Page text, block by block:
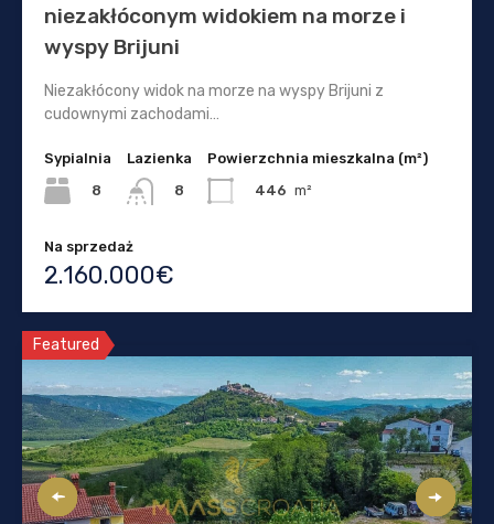
niezakłóconym widokiem na morze i
wyspy Brijuni
Niezakłócony widok na morze na wyspy Brijuni z
cudownymi zachodami…
Sypialnia
8
Lazienka
8
Powierzchnia mieszkalna (m²)
446 m²
Na sprzedaż
2.160.000€
Featured